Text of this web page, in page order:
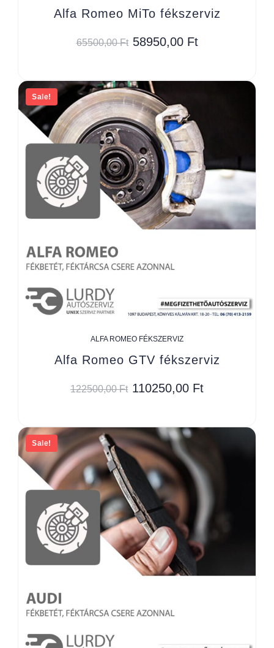
Alfa Romeo MiTo fékszerviz
65500,00Ft 58950,00 Ft
Sale!
ALFA ROMEO FÉKSZERVIZ
Alfa Romeo GTV fékszerviz
122500,00Ft 110250,00 Ft
Sale!